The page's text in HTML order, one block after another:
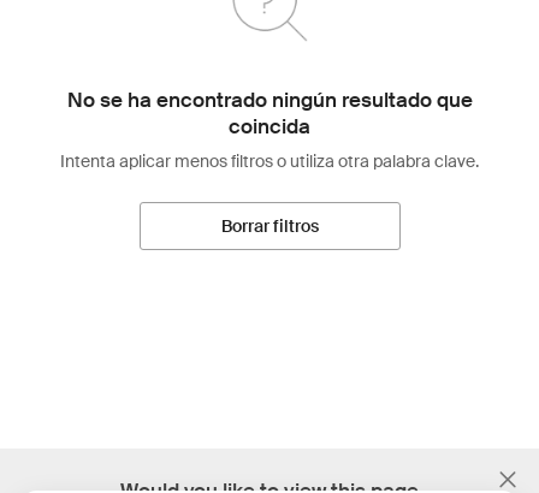
No se ha encontrado ningún resultado que
coincida
Intenta aplicar menos filtros o utiliza otra palabra clave.
Borrar filtros